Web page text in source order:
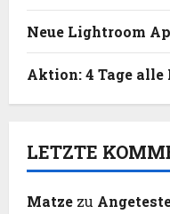
Neue Lightroom
Aktion: 4 Tage
LETZTE
Matze zu